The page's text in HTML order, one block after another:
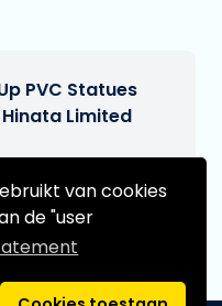
van cookies
de "user
PVC Statues
Limited